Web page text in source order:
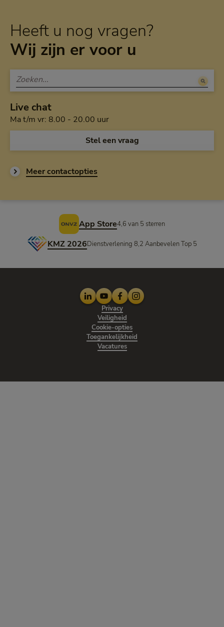
Heeft u nog vragen?
Wij zijn er voor u
Live chat
Ma t/m vr: 8.00 - 20.00 uurMaandag tot en met vrijdag
Open de chat en
Stel een vraag
Meer contactopties
App Store4,6 van 5 sterren
KMZ 2026Dienstverlening 8,2 Aanbevelen Top 5
LinkedIn
YoutubeFacebook
Instagram
Privacy
Veiligheid
Cookie-opties
Toegankelijkheid
Vacatures